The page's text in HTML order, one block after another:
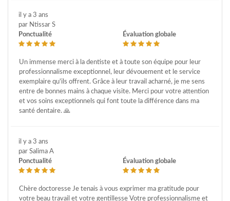
il y a 3 ans
par Ntissar S
Ponctualité
Évaluation globale
Un immense merci à la dentiste et à toute son équipe pour leur
professionnalisme exceptionnel, leur dévouement et le service
exemplaire qu'ils offrent. Grâce à leur travail acharné, je me sens
entre de bonnes mains à chaque visite. Merci pour votre attention
et vos soins exceptionnels qui font toute la différence dans ma
santé dentaire. 🙏
il y a 3 ans
par Salima A
Ponctualité
Évaluation globale
Chère doctoresse Je tenais à vous exprimer ma gratitude pour
votre beau travail et votre gentillesse Votre professionnalisme et